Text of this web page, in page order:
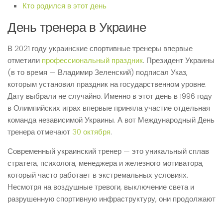
Кто родился в этот день
День тренера в Украине
В 2021 году украинские спортивные тренеры впервые
отметили профессиональный праздник. Президент Украины
(в то время — Владимир Зеленский) подписал Указ,
которым установил праздник на государственном уровне.
Дату выбрали не случайно. Именно в этот день в 1996 году
в Олимпийских играх впервые приняла участие отдельная
команда независимой Украины. А вот Международный День
тренера отмечают 30 октября.
Современный украинский тренер — это уникальный сплав
стратега, психолога, менеджера и железного мотиватора,
который часто работает в экстремальных условиях.
Несмотря на воздушные тревоги, выключение света и
разрушенную спортивную инфраструктуру, они продолжают